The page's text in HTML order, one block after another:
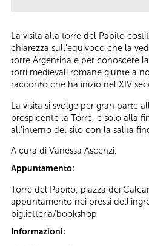
La visita alla torre del Papito
chiarezza sull’equivoco che la
torre Argentina e per conoscere
torri medievali romane giunte a
racconto che ha inizio nel XIV
La visita si svolge per gran parte
prospicente la Torre, e solo alla
all’interno del sito con la salita
A cura di Vanessa Ascenzi.
Appuntamento:
Torre del Papito, piazza dei
appuntamento nei pressi
biglietteria/bookshop
Informazioni: